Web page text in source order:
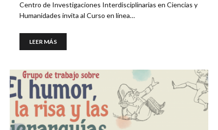
Centro de Investigaciones Interdisciplinarias en Ciencias y
Humanidades invita al Curso en línea…
LEER MÁS